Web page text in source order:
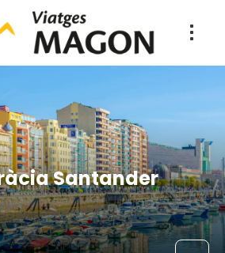
Santander